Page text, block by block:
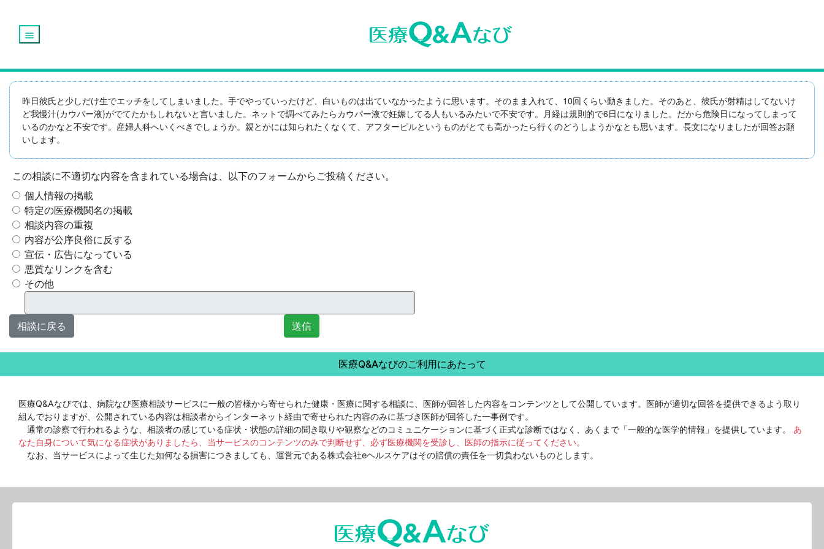
menu
昨日彼氏と少しだけ生でエッチをしてしまいました。手でやっていったけど、白いものは出ていなかったように思います。そのまま入れて、10回くらい動きました。そのあと、彼氏が射精はしてないけ
ど我慢汁(カウパー液)がでてたかもしれないと言いました。ネットで調べてみたらカウパー液で妊娠してる人もいるみたいで不安です。月経は規則的で6日になりました。だから危険日になってしまって
いるのかなと不安です。産婦人科へいくべきでしょうか。親とかには知られたくなくて、アフターピルというものがとても高かったら行くのどうしようかなとも思います。長文になりましたが回答お願
いします。
この相談に不適切な内容を含まれている場合は、以下のフォームからご投稿ください。
個人情報の掲載
特定の医療機関名の掲載
相談内容の重複
内容が公序良俗に反する
宣伝・広告になっている
悪質なリンクを含む
その他
相談に戻る 送信
医療Q&Aなびのご利用にあたって
医療Q&Aなびでは、病院なび医療相談サービスに一般の皆様から寄せられた健康・医療に関する相談に、医師が回答した内容をコンテンツとして公開しています。医師が適切な回答を提供できるよう取り
組んでおりますが、公開されている内容は相談者からインターネット経由で寄せられた内容のみに基づき医師が回答した一事例です。
通常の診察で行われるような、相談者の感じている症状・状態の詳細の聞き取りや観察などのコミュニケーションに基づく正式な診断ではなく、あくまで「一般的な医学的情報」を提供しています。 あ
なた自身について気になる症状がありましたら、当サービスのコンテンツのみで判断せず、必ず医療機関を受診し、医師の指示に従ってください。
なお、当サービスによって生じた如何なる損害につきましても、運営元である株式会社eヘルスケアはその賠償の責任を一切負わないものとします。